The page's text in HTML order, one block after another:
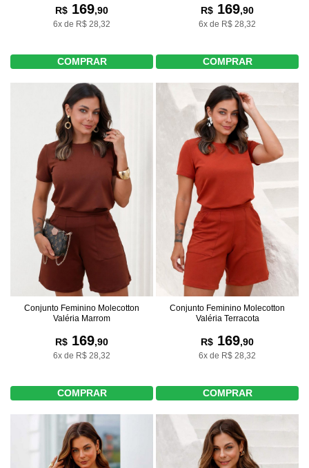
R$ 169,90
6x de R$ 28,32
COMPRAR
R$ 169,90
6x de R$ 28,32
COMPRAR
Conjunto Feminino Molecotton
Valéria Marrom
R$ 169,90
6x de R$ 28,32
COMPRAR
Conjunto Feminino Molecotton
Valéria Terracota
R$ 169,90
6x de R$ 28,32
COMPRAR